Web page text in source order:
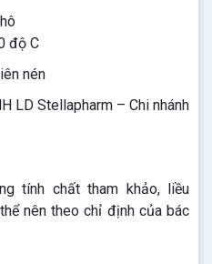
độ C
nén
LD Stellapharm – Chi nhánh
tính chất tham khảo, liều
nên theo chỉ định của bác